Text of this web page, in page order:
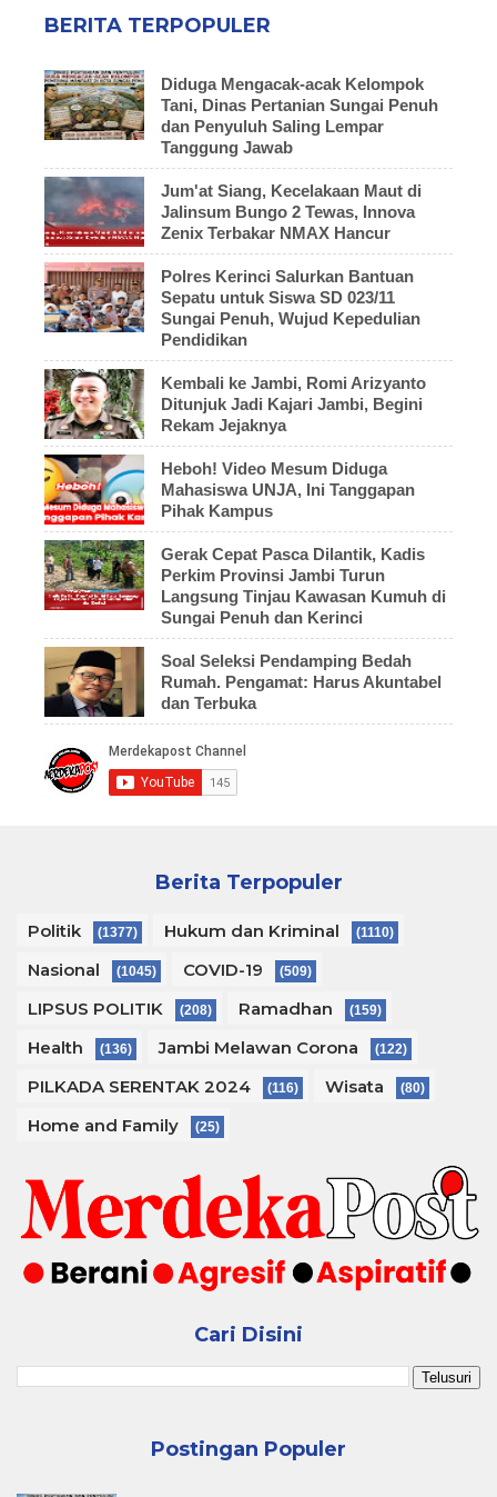
BERITA TERPOPULER
Diduga Mengacak-acak Kelompok
Tani, Dinas Pertanian Sungai Penuh
dan Penyuluh Saling Lempar
Tanggung Jawab
Jum'at Siang, Kecelakaan Maut di
Jalinsum Bungo 2 Tewas, Innova
Zenix Terbakar NMAX Hancur
Polres Kerinci Salurkan Bantuan
Sepatu untuk Siswa SD 023/11
Sungai Penuh, Wujud Kepedulian
Pendidikan
Kembali ke Jambi, Romi Arizyanto
Ditunjuk Jadi Kajari Jambi, Begini
Rekam Jejaknya
Heboh! Video Mesum Diduga
Mahasiswa UNJA, Ini Tanggapan
Pihak Kampus
Gerak Cepat Pasca Dilantik, Kadis
Perkim Provinsi Jambi Turun
Langsung Tinjau Kawasan Kumuh di
Sungai Penuh dan Kerinci
Soal Seleksi Pendamping Bedah
Rumah. Pengamat: Harus Akuntabel
dan Terbuka
Berita Terpopuler
Politik (1377) Hukum dan Kriminal (1110)
Nasional (1045) COVID-19 (509)
LIPSUS POLITIK (208) Ramadhan (159)
Health (136) Jambi Melawan Corona (122)
PILKADA SERENTAK 2024 (116) Wisata (80)
Home and Family (25)
Cari Disini
Postingan Populer